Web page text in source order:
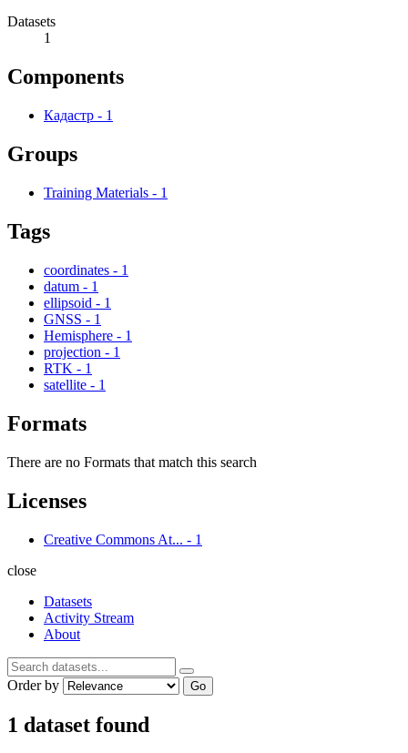
Datasets
1
Components
Кадастр - 1
Groups
Training Materials - 1
Tags
coordinates - 1
datum - 1
ellipsoid - 1
GNSS - 1
Hemisphere - 1
projection - 1
RTK - 1
satellite - 1
Formats
There are no Formats that match this search
Licenses
Creative Commons At... - 1
close
Datasets
Activity Stream
About
Order by Go
1 dataset found